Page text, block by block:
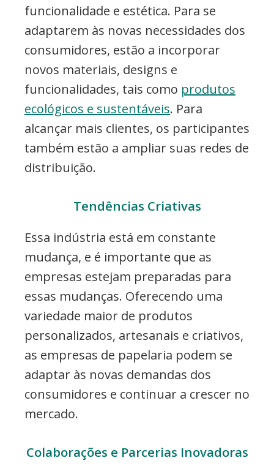
funcionalidade e estética. Para se
adaptarem às novas necessidades dos
consumidores, estão a incorporar
novos materiais, designs e
funcionalidades, tais como produtos
ecológicos e sustentáveis. Para
alcançar mais clientes, os participantes
também estão a ampliar suas redes de
distribuição.
Tendências Criativas
Essa indústria está em constante
mudança, e é importante que as
empresas estejam preparadas para
essas mudanças. Oferecendo uma
variedade maior de produtos
personalizados, artesanais e criativos,
as empresas de papelaria podem se
adaptar às novas demandas dos
consumidores e continuar a crescer no
mercado.
Colaborações e Parcerias Inovadoras